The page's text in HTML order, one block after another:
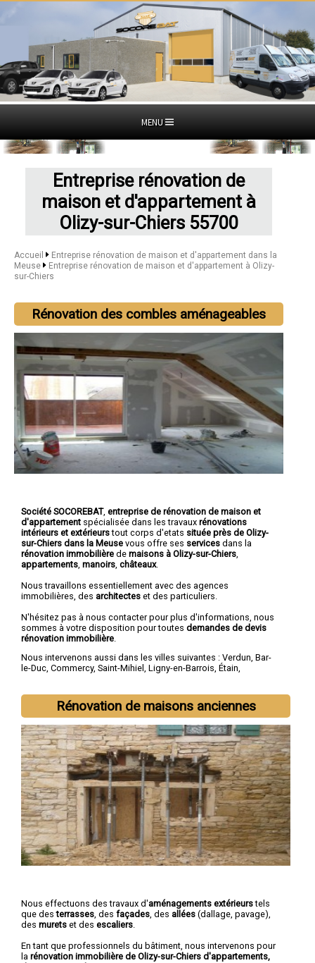
MENU
Entreprise rénovation de
maison et d'appartement à
Olizy-sur-Chiers 55700
Accueil
Entreprise rénovation de maison et d'appartement dans la
Meuse
Entreprise rénovation de maison et d'appartement à Olizy-
sur-Chiers
Rénovation des combles aménageables
Société SOCOREBAT, entreprise de rénovation de maison et
d'appartement spécialisée dans les travaux rénovations
intérieurs et extérieurstout corps d'etats située près de Olizy-
sur-Chiers dans la Meuse vous offre ses services dans la
rénovation immobilière de maisons à Olizy-sur-Chiers
appartements manoirs châteaux.
Nous travaillons essentiellement avec des agences
immobilières, des architectes et des particuliers.
N'hésitez pas à nous contacter pour plus d'informations, nous
sommes à votre disposition pour toutes demandes de devis
rénovation immobilière
Nous intervenons aussi dans les villes suivantes : Verdun, Bar-
le-Duc, Commercy, Saint-Mihiel , Ligny-en-Barrois, Étain,
Rénovation de maisons anciennes
Nous effectuons des travaux d'aménagements extérieurstels
que desterrasses , des façades , des allées (dallage, pavage),
des murets et des escaliers
En tant que professionnels du bâtiment, nous intervenons pour
la rénovation immobilière de Olizy-sur-Chiers d'appartements,